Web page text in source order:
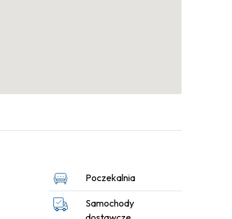
Poczekalnia
Samochody